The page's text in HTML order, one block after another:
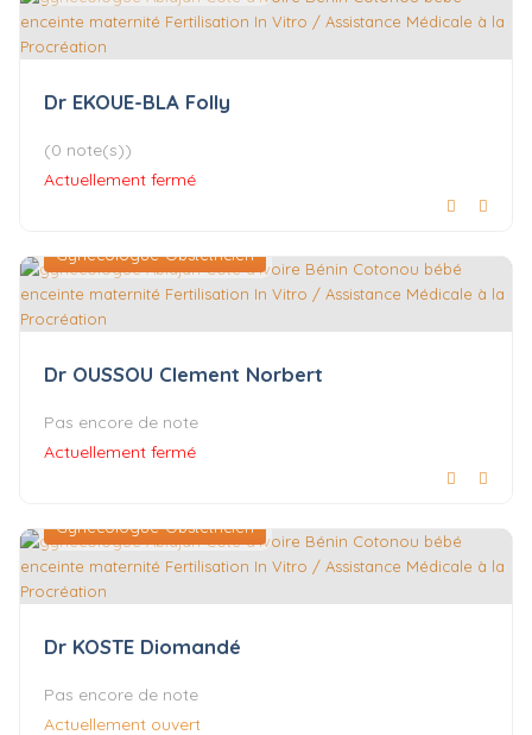
Dr EKOUE-BLA Folly
(0 note(s))
Actuellement fermé
Gynécologue-Obstétricien
Dr OUSSOU Clement Norbert
Pas encore de note
Actuellement fermé
Gynécologue-Obstétricien
Dr KOSTE Diomandé
Pas encore de note
Actuellement ouvert